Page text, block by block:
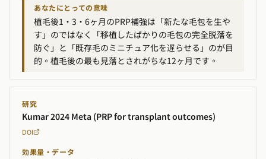
あなたにとっての意味
植毛後1・3・6ヶ月のPRP補強は「新たな毛包を生や
す」のではなく「移植したばかりの毛包の完全脱落を
防ぐ」と「既存毛のミニチュア化を遅らせる」のが目
的。植毛後の最も見落とされがちな12ヶ月です。
研究
Kumar 2024 Meta (PRP for transplant outcomes)
DOI
効果量・データ